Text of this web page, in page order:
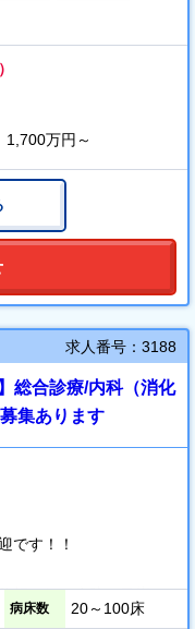
万円～
求人番号：3188
総合診療/内科（消化
集あります
です！！
頼される病院を目指し
病床数 20～100床